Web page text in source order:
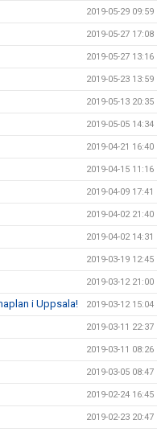
2019-05-29 09:59
2019-05-27 17:08
2019-05-27 13:16
2019-05-23 13:59
2019-05-13 20:35
2019-05-05 14:34
2019-04-21 16:40
2019-04-15 11:16
2019-04-09 17:41
2019-04-02 21:40
2019-04-02 14:31
2019-03-19 12:45
2019-03-12 21:00
i Uppsala! 2019-03-12 15:04
2019-03-11 22:37
2019-03-11 08:26
2019-03-05 08:47
2019-02-24 16:45
2019-02-23 20:47